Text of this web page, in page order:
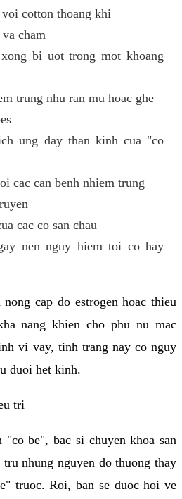
cotton thoang khi
cham
bi uot trong mot khoang
trung nhu ran mu hoac ghe
ung day than kinh cua "co
cac can benh nhiem trung
cac co san chau
nen nguy hiem toi co hay
cap do estrogen hoac thieu
nang khien cho phu nu mac
vi vay, tinh trang nay co nguy
duoi het kinh.
tri
be", bac si chuyen khoa san
nhung nguyen do thuong thay
truoc. Roi, ban se duoc hoi ve